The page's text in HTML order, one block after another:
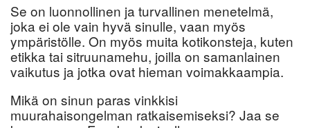
Se on luonnollinen ja turvallinen menetelmä,
joka ei ole vain hyvä sinulle, vaan myös
ympäristölle. On myös muita kotikonsteja, kuten
etikka tai sitruunamehu, joilla on samanlainen
vaikutus ja jotka ovat hieman voimakkaampia.
Mikä on sinun paras vinkkisi
muurahaisongelman ratkaisemiseksi? Jaa se